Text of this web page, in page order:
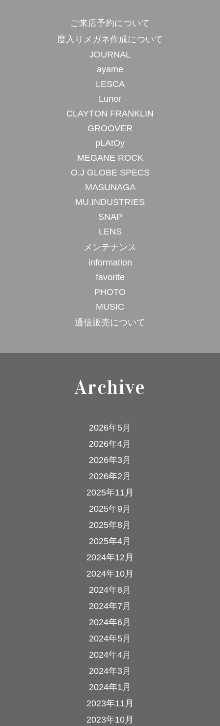
ご来店予約について
度入りメガネ作成について
JOURNAL
ayame
LESCA
Lunor
CLAYTON FRANKLIN
GROOVER
pLAtOy
MEGANE ROCK
O.J GLOBE SPECS
MASUNAGA
MU.INDUSTRIES
SNAP
LENS
メンテナンス
information
favorite
PHOTO
MUSIC
通信販売について
Archive
2026年5月
2026年4月
2026年3月
2026年2月
2025年11月
2025年9月
2025年8月
2025年4月
2024年12月
2024年10月
2024年8月
2024年7月
2024年6月
2024年5月
2024年4月
2024年3月
2024年1月
2023年11月
2023年10月